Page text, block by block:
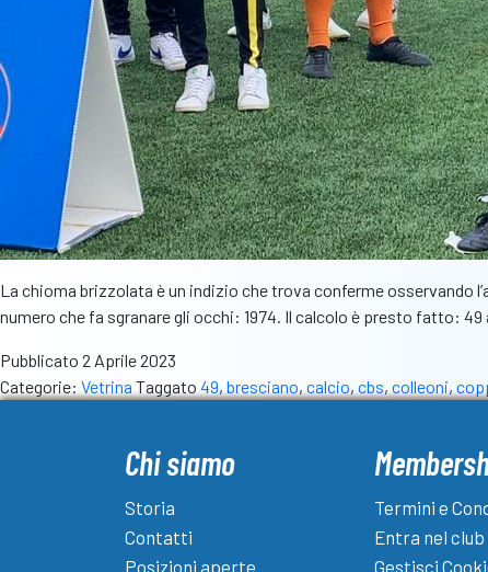
La chioma brizzolata è un indizio che trova conferme osservando
numero che fa sgranare gli occhi: 1974. Il calcolo è presto fatto:
Pubblicato 2 Aprile 2023
Categorie: Vetrina Taggato 49, bresciano, calcio, cbs, colleoni,
Chi siamo
Storia
Contatti
Posizioni aperte
Termini e
Entra nel club
Gestisci